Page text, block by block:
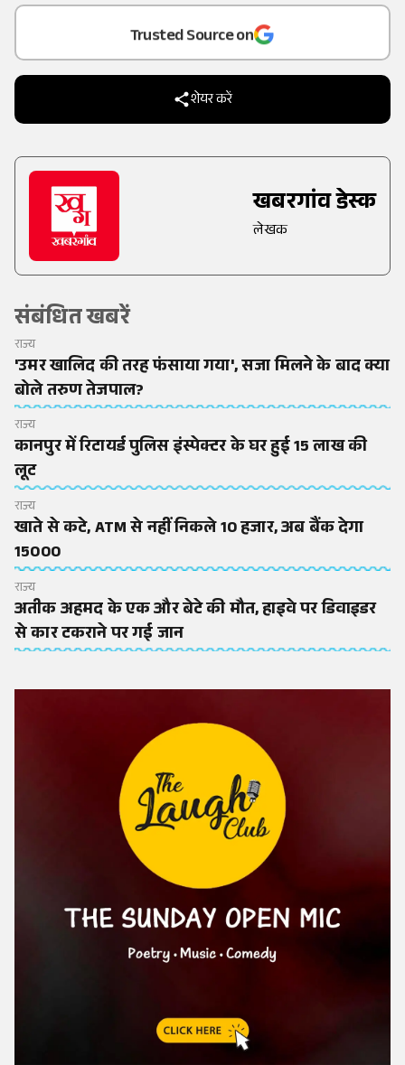
Trusted Source on
शेयर करें
खबरगांव डेस्क
लेखक
संबंधित खबरें
राज्य
'उमर खालिद की तरह फंसाया गया', सजा मिलने के बाद क्या
बोले तरुण तेजपाल?
राज्य
कानपुर में रिटायर्ड पुलिस इंस्पेक्टर के घर हुई 15 लाख की
लूट
राज्य
खाते से कटे, ATM से नहीं निकले 10 हजार, अब बैंक देगा
15000
राज्य
अतीक अहमद के एक और बेटे की मौत, हाइवे पर डिवाइडर
से कार टकराने पर गई जान